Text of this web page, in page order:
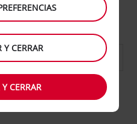
HASTA
Y CERRAR
CERRAR